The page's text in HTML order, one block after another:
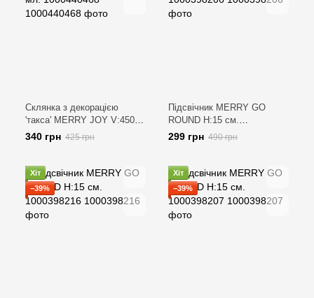
Склянка з декорацією
'такса' MERRY JOY V:450
мл. 1000440468
340 грн 425 грн
Підсвічник MERRY GO
ROUND H:15 см.
1000398206
299 грн 490 грн
Хіт
−39%
Хіт
−39%